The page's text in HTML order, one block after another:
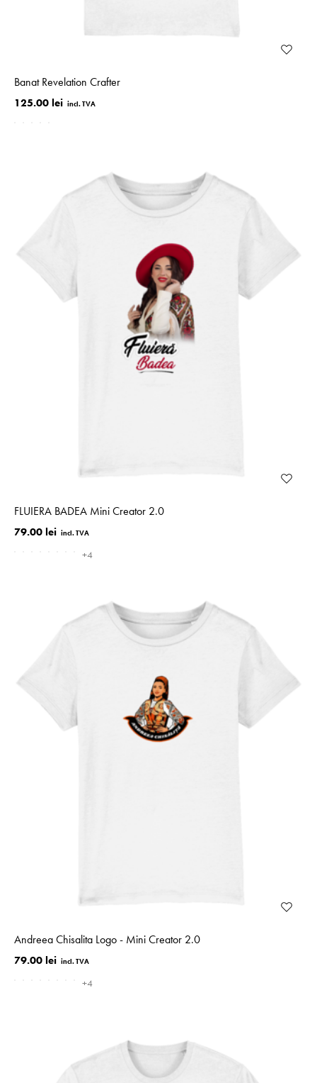
Banat Revelation Crafter
125.00 lei
FLUIERA BADEA Mini Creator 2.0
79.00 lei
+4
Andreea Chisalita Logo - Mini Creator 2.0
79.00 lei
+4